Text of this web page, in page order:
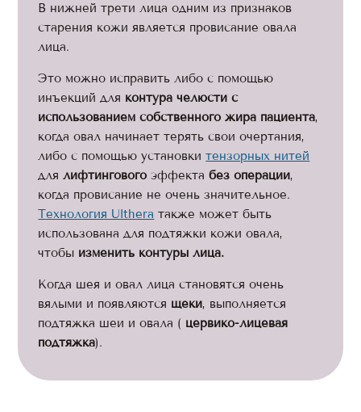
В нижней трети лица одним из признаков
старения кожи является провисание овала
лица.
Это можно исправить либо с помощью
инъекций для контура челюсти с
использованием собственного жира пациента,
когда овал начинает терять свои очертания,
либо с помощью установкитензорных нитей
для лифтингового эффекта без операции,
когда провисание не очень значительное.
Технология Ulthera также может быть
использована для подтяжки кожи овала,
чтобы изменить контуры лица.
Когда шея и овал лица становятся очень
вялыми и появляются щеки, выполняется
подтяжка шеи и овала ( цервико-лицевая
подтяжка).